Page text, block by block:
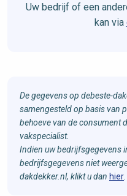
Uw bedrijf of een
kan via
De gegevens op debeste-
samengesteld op basis van
behoeve van de consument
vakspecialist.
Indien uw bedrijfsgegevens
bedrijfsgegevens niet
dakdekker.nl, klikt u dan hier